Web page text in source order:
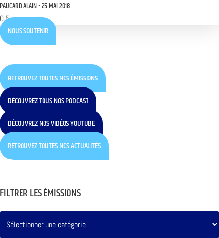
PAUCARD ALAIN 25 MAI 2018
NOUS SOUTENIR
RETROUVEZ TOUTES NOS ÉMISSIONS
DÉCOUVREZ TOUS NOS PODCAST
DÉCOUVREZ NOS VIDÉOS YOUTUBE
RETROUVEZ TOUTES NOS ACTUALITÉS
FILTRER LES ÉMISSIONS